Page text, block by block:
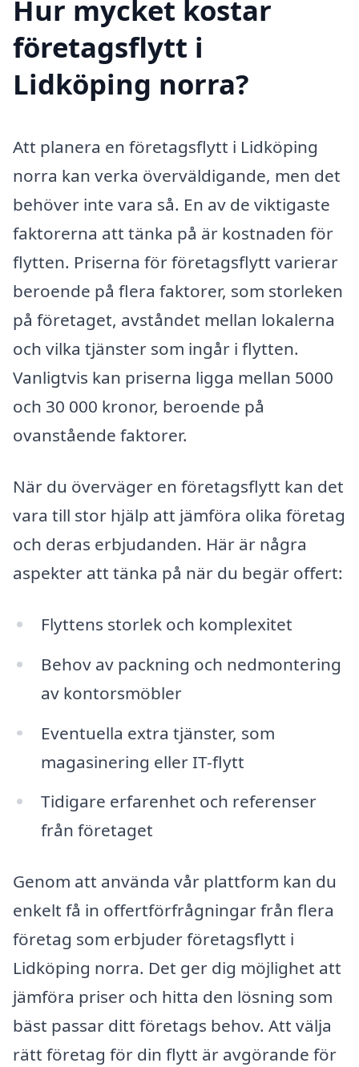
Hur mycket kostar
företagsflytt i
Lidköping norra?
Att planera en företagsflytt i Lidköping
norra kan verka överväldigande, men det
behöver inte vara så. En av de viktigaste
faktorerna att tänka på är kostnaden för
flytten. Priserna för företagsflytt varierar
beroende på flera faktorer, som storleken
på företaget, avståndet mellan lokalerna
och vilka tjänster som ingår i flytten.
Vanligtvis kan priserna ligga mellan 5000
och 30 000 kronor, beroende på
ovanstående faktorer.
När du överväger en företagsflytt kan det
vara till stor hjälp att jämföra olika företag
och deras erbjudanden. Här är några
aspekter att tänka på när du begär offert:
Flyttens storlek och komplexitet
Behov av packning och nedmontering
av kontorsmöbler
Eventuella extra tjänster, som
magasinering eller IT-flytt
Tidigare erfarenhet och referenser
från företaget
Genom att använda vår plattform kan du
enkelt få in offertförfrågningar från flera
företag som erbjuder företagsflytt i
Lidköping norra. Det ger dig möjlighet att
jämföra priser och hitta den lösning som
bäst passar ditt företags behov. Att välja
rätt företag för din flytt är avgörande för